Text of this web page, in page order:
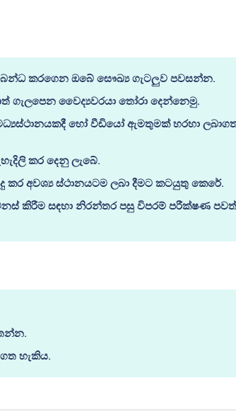
කරගෙන ඔබේ සෞඛ්‍ය ගැටලුව පවසන්න.
ගැලපෙන වෛද්‍යවරයා තෝරා දෙන්නෙමු.
හෝ වීඩියෝ ඇමතුමක් හරහා
කර දෙනු ලැබේ.
අවශ්‍ය ස්ථානයටම ලබා දීමට කටයුතු කෙරේ.
කිරීම සඳහා නිරන්තර පසු විපරම් පරීක්ෂණ
හැකිය.